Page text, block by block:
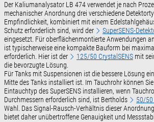
Der Kaliumanalysator LB 474 verwendet je nach
mechanischer Anordnung drei verschiedene
Empfindlichkeit, kombiniert mit einem
Schutz erforderlich sind, wird der
SuperSENS-
eingesetzt. Für oberflächenmontierte Anwendungen
ist typischerweise eine kompakte Bauform bei
erforderlich. Hier ist der
125/50 CrystalSENSmit
die bevorzugte Lösung.
Für Tanks mit Suspensionen ist die bessere Lösung
Mitte des Tanks installiert ist. Im Tauchrohr können
Eintauchtyp des SuperSENS installieren, wenn
Durchmessern erforderlich sind, ist Bertholds
50/50
Wahl. Das Signal-Rausch-Verhältnis dieser
bietet daher unübertroffene Genauigkeit und